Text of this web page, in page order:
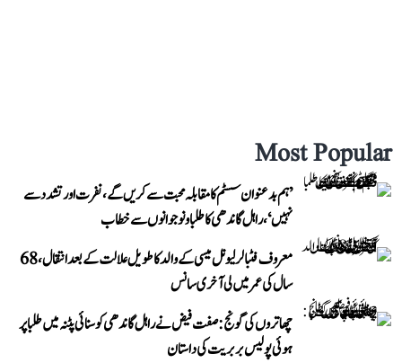
Most Popular
’ہم بدعنوان سسٹم کا مقابلہ محبت سے کریں گے، نفرت اور تشدد سے
نہیں‘، راہل گاندھی کا طلبا و نوجوانوں سے خطاب
معروف فٹبالر لیونل میسی کے والد کا طویل علالت کے بعد انتقال، 68
سال کی عمر میں لی آخری سانس
چھاتروں کی گونج: صفت فیض نے راہل گاندھی کو سنائی پٹنہ میں طلبا پر
ہوئی پولیس بربریت کی داستان